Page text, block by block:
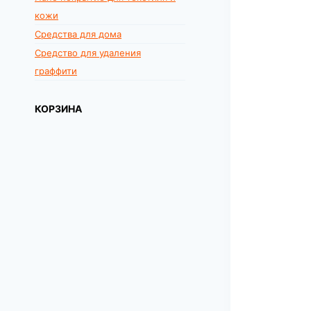
кожи
Средства для дома
Средство для удаления
граффити
КОРЗИНА